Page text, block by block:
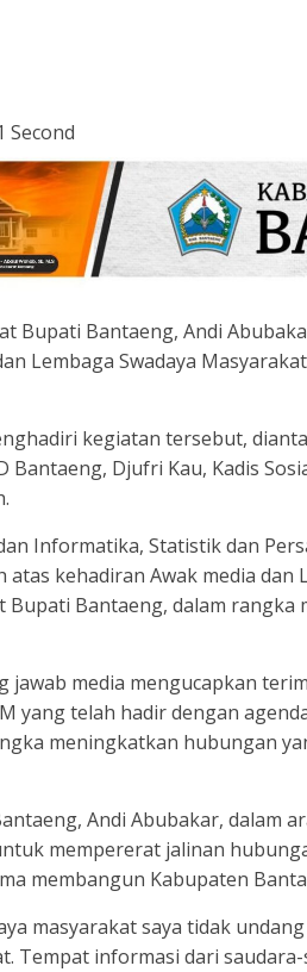
Second
Bupati Bantaeng, Andi
Lembaga Swadaya
kegiatan tersebut,
Bantaeng, Djufri Kau, Kadis
Informatika, Statistik dan
atas kehadiran Awak media
Bupati Bantaeng, dalam
jawab media mengucapkan
yang telah hadir dengan
meningkatkan hubungan
Andi Abubakar, dalam
mempererat jalinan
membangun Kabupaten
masyarakat saya tidak
Tempat informasi dari